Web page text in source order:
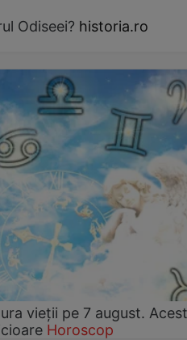
Odiseei? historia.ro
vieții pe 7 august. Acest
Horoscop